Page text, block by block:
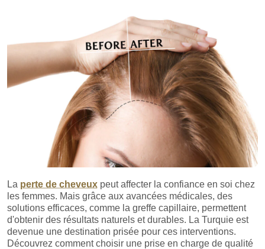
La perte de cheveux peut affecter la confiance en soi chez
les femmes. Mais grâce aux avancées médicales, des
solutions efficaces, comme la greffe capillaire, permettent
d'obtenir des résultats naturels et durables. La Turquie est
devenue une destination prisée pour ces interventions.
Découvrez comment choisir une prise en charge de qualité